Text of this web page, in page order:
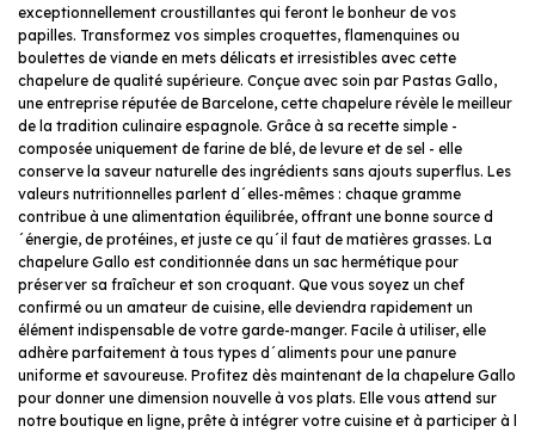
exceptionnellement croustillantes qui feront le bonheur de vos
papilles. Transformez vos simples croquettes, flamenquines ou
boulettes de viande en mets délicats et irresistibles avec cette
chapelure de qualité supérieure. Conçue avec soin par Pastas Gallo,
une entreprise réputée de Barcelone, cette chapelure révèle le meilleur
de la tradition culinaire espagnole. Grâce à sa recette simple -
composée uniquement de farine de blé, de levure et de sel - elle
conserve la saveur naturelle des ingrédients sans ajouts superflus. Les
valeurs nutritionnelles parlent d´elles-mêmes : chaque gramme
contribue à une alimentation équilibrée, offrant une bonne source d
´énergie, de protéines, et juste ce qu´il faut de matières grasses. La
chapelure Gallo est conditionnée dans un sac hermétique pour
préserver sa fraîcheur et son croquant. Que vous soyez un chef
confirmé ou un amateur de cuisine, elle deviendra rapidement un
élément indispensable de votre garde-manger. Facile à utiliser, elle
adhère parfaitement à tous types d´aliments pour une panure
uniforme et savoureuse. Profitez dès maintenant de la chapelure Gallo
pour donner une dimension nouvelle à vos plats. Elle vous attend sur
notre boutique en ligne, prête à intégrer votre cuisine et à participer à l